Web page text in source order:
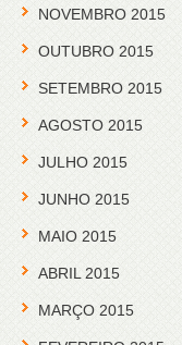
NOVEMBRO 2015
OUTUBRO 2015
SETEMBRO 2015
AGOSTO 2015
JULHO 2015
JUNHO 2015
MAIO 2015
ABRIL 2015
MARÇO 2015